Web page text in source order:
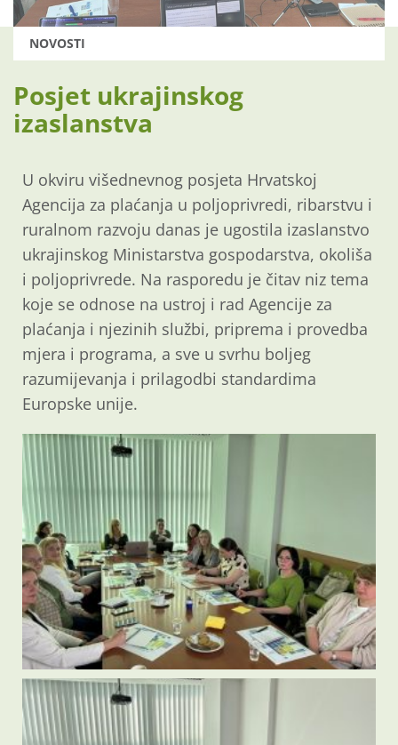
NOVOSTI
Posjet ukrajinskog
izaslanstva
U okviru višednevnog posjeta Hrvatskoj
Agencija za plaćanja u poljoprivredi, ribarstvu i
ruralnom razvoju danas je ugostila izaslanstvo
ukrajinskog Ministarstva gospodarstva, okoliša
i poljoprivrede. Na rasporedu je čitav niz tema
koje se odnose na ustroj i rad Agencije za
plaćanja i njezinih službi, priprema i provedba
mjera i programa, a sve u svrhu boljeg
razumijevanja i prilagodbi standardima
Europske unije.